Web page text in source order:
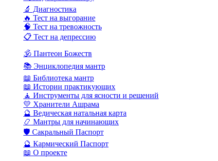
🔬 Диагностика
🔥 Тест на выгорание
🧠 Тест на тревожность
📋 Тест на депрессию
🕉️ Пантеон Божеств
📚 Энциклопедия мантр
📖 Библиотека мантр
📖 Истории практикующих
🧘 Инструменты для ясности и решений
💛 Хранители Ашрама
🔮 Ведическая натальная карта
📿 Мантры для начинающих
🛡️ Сакральный Паспорт
🔮 Кармический Паспорт
📖 О проекте